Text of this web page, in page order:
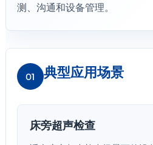
测、沟通和设备管理。
01 典型应用场景
床旁超声检查